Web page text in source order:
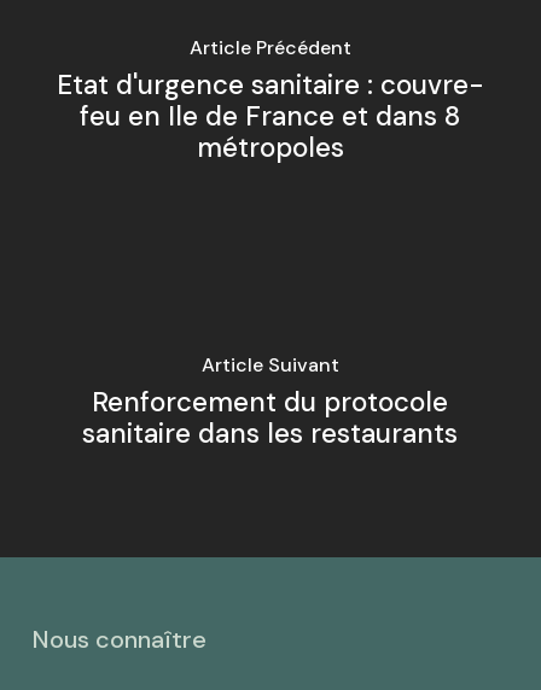
Article Précédent
Etat d'urgence sanitaire : couvre-
feu en Ile de France et dans 8
métropoles
Article Suivant
Renforcement du protocole
sanitaire dans les restaurants
Nous connaître